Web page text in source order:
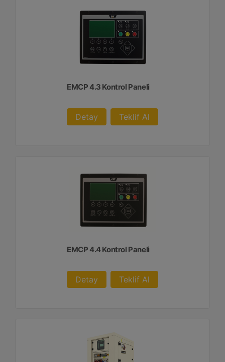
EMCP 4.3 Kontrol Paneli
Detay Teklif Al
EMCP 4.4 Kontrol Paneli
Detay Teklif Al